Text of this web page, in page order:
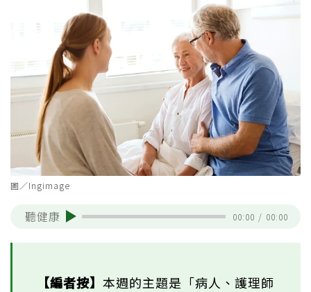
圖／Ingimage
聽健康 00:00 / 00:00
【編者按】 本週的主題是「病人、護理師